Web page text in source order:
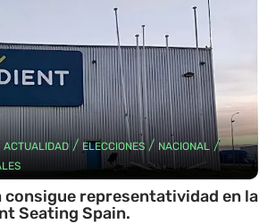
ACTUALIDAD/ELECCIONES/ NACIONAL/
consigue representatividad en la
Seating Spain.